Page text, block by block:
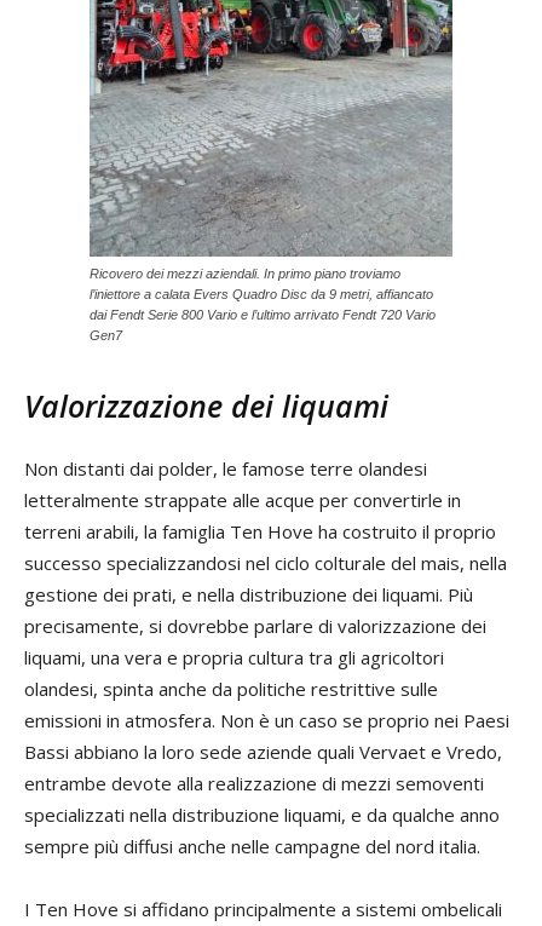
Ricovero dei mezzi aziendali. In primo piano troviamo
l’iniettore a calata Evers Quadro Disc da 9 metri, affiancato
dai Fendt Serie 800 Vario e l’ultimo arrivato Fendt 720 Vario
Gen7
Valorizzazione dei liquami
Non distanti dai polder, le famose terre olandesi
letteralmente strappate alle acque per convertirle in
terreni arabili, la famiglia Ten Hove ha costruito il proprio
successo specializzandosi nel ciclo colturale del mais, nella
gestione dei prati, e nella distribuzione dei liquami. Più
precisamente, si dovrebbe parlare di valorizzazione dei
liquami, una vera e propria cultura tra gli agricoltori
olandesi, spinta anche da politiche restrittive sulle
emissioni in atmosfera. Non è un caso se proprio nei Paesi
Bassi abbiano la loro sede aziende quali Vervaet e Vredo,
entrambe devote alla realizzazione di mezzi semoventi
specializzati nella distribuzione liquami, e da qualche anno
sempre più diffusi anche nelle campagne del nord italia.
I Ten Hove si affidano principalmente a sistemi ombelicali